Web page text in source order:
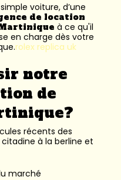
voiture, d’une
de location
à ce qu'il
en charge dès votre
rolex replica uk
notre
de
récents des
à la berline et
marché